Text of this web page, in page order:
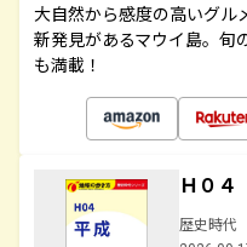
大自然から感度の高いグル
新発見があるマウイ島。旬
も満載！
Ｈ０
歴史時代